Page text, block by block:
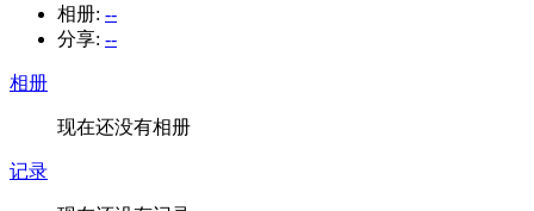
相册: --
分享: --
相册
现在还没有相册
记录